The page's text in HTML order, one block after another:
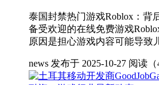
泰国封禁热门游戏Roblox：背
备受欢迎的在线免费游戏
原因是担心游戏内容可能导致
news 发布于 2025-10-27 阅读（